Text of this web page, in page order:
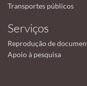
Transportes públicos
Serviços
Reprodução de
Apoio à pesquisa